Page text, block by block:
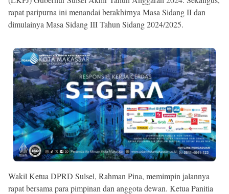
rapat paripurna ini menandai berakhirnya Masa Sidang II dan
dimulainya Masa Sidang III Tahun Sidang 2024/2025.
Wakil Ketua DPRD Sulsel, Rahman Pina, memimpin jalannya
rapat bersama para pimpinan dan anggota dewan. Ketua Panitia